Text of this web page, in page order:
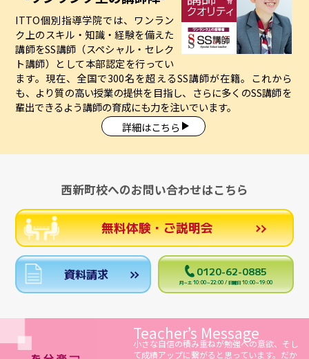
ITTO個別指導学院では、ワンラン
ク上のスキル・知識・経験を備えた
講師をSS講師（スペシャル・セレク
ト講師）として本部認定を行ってい
ます。現在、全国で300名を超えるSS講師が在籍。これから
も、より質の高い授業の提供を目指し、さらに多くのSS講師を
輩出できるよう講師の育成にも力を注いでいます。
詳細はこちら
西新町校へのお問い合わせはこちら
無料体験・ご説明会
資料請求 0120-62-0885
月～土 10:00～22:00 / 日曜日 10:00～19:00
Teacher’s Message
小さな自信の積み重ねが勉強への意欲、そし
て成績アップに繋がると思っています。だか